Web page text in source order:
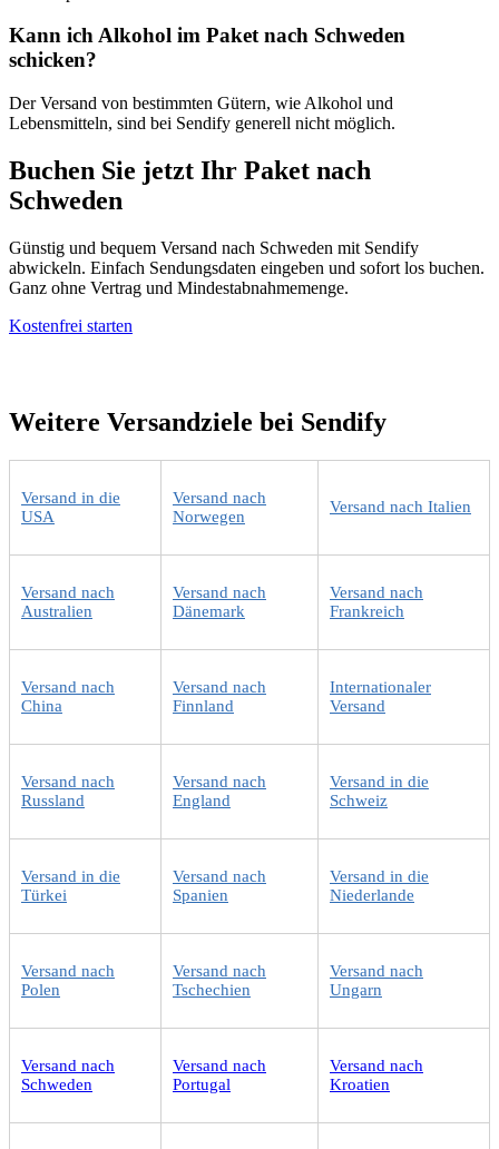
Kann ich Alkohol im Paket nach Schweden
schicken?
Der Versand von bestimmten Gütern, wie Alkohol und
Lebensmitteln, sind bei Sendify generell nicht möglich.
Buchen Sie jetzt Ihr Paket nach
Schweden
Günstig und bequem Versand nach Schweden mit Sendify
abwickeln. Einfach Sendungsdaten eingeben und sofort los buchen.
Ganz ohne Vertrag und Mindestabnahmemenge.
Kostenfrei starten
Weitere Versandziele bei Sendify
Versand in die
USA
Versand nach
Norwegen
Versand nach Italien
Versand nach
Australien
Versand nach
Dänemark
Versand nach
Frankreich
Versand nach
China
Versand nach
Finnland
Internationaler
Versand
Versand nach
Russland
Versand nach
England
Versand in die
Schweiz
Versand in die
Türkei
Versand nach
Spanien
Versand in die
Niederlande
Versand nach
Polen
Versand nach
Tschechien
Versand nach
Ungarn
Versand nach
Schweden
Versand nach
Portugal
Versand nach
Kroatien